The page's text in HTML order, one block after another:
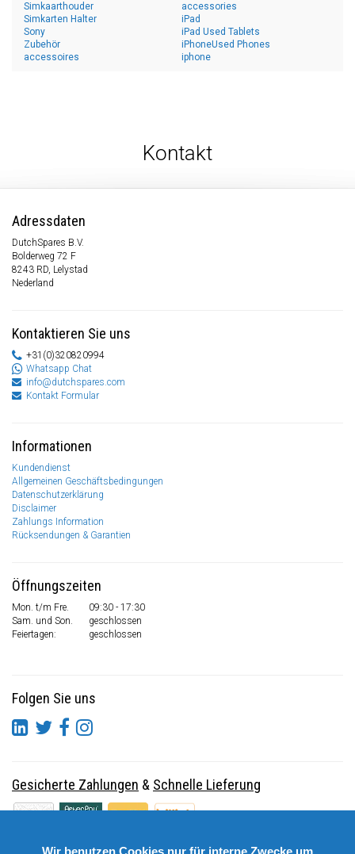
Simkaarthouder
Simkarten Halter
Sony
Zubehör
accessoires
accessories
iPad
iPad Used Tablets
iPhoneUsed Phones
iphone
Kontakt
Adressdaten
DutchSpares B.V.
Bolderweg 72 F
8243 RD, Lelystad
Nederland
Kontaktieren Sie uns
+31(0)320820994
Whatsapp Chat
info@dutchspares.com
Kontakt Formular
Informationen
Kundendienst
Allgemeinen Geschäftsbedingungen
Datenschutzerklärung
Disclaimer
Zahlungs Information
Rücksendungen & Garantien
Öffnungszeiten
Mon. t/m Fre.
09:30 - 17:30
Sam. und Son.
geschlossen
Feiertagen:
geschlossen
Folgen Sie uns
Gesicherte Zahlungen & Schnelle Lieferung
Wir benutzen Cookies nur für interne Zwecke um